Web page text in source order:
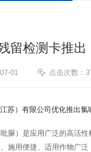
留检测卡推
01 点击次数：
苏）有限公司优化推出
脲）是应用广泛的高活
施用便捷、适用作物广